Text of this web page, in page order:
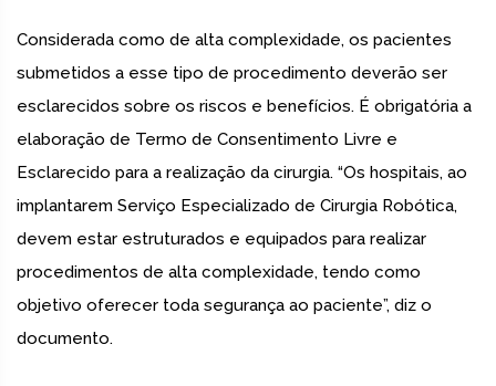
Considerada como de alta complexidade, os pacientes
submetidos a esse tipo de procedimento deverão ser
esclarecidos sobre os riscos e benefícios. É obrigatória a
elaboração de Termo de Consentimento Livre e
Esclarecido para a realização da cirurgia. “Os hospitais, ao
implantarem Serviço Especializado de Cirurgia Robótica,
devem estar estruturados e equipados para realizar
procedimentos de alta complexidade, tendo como
objetivo oferecer toda segurança ao paciente”, diz o
documento.